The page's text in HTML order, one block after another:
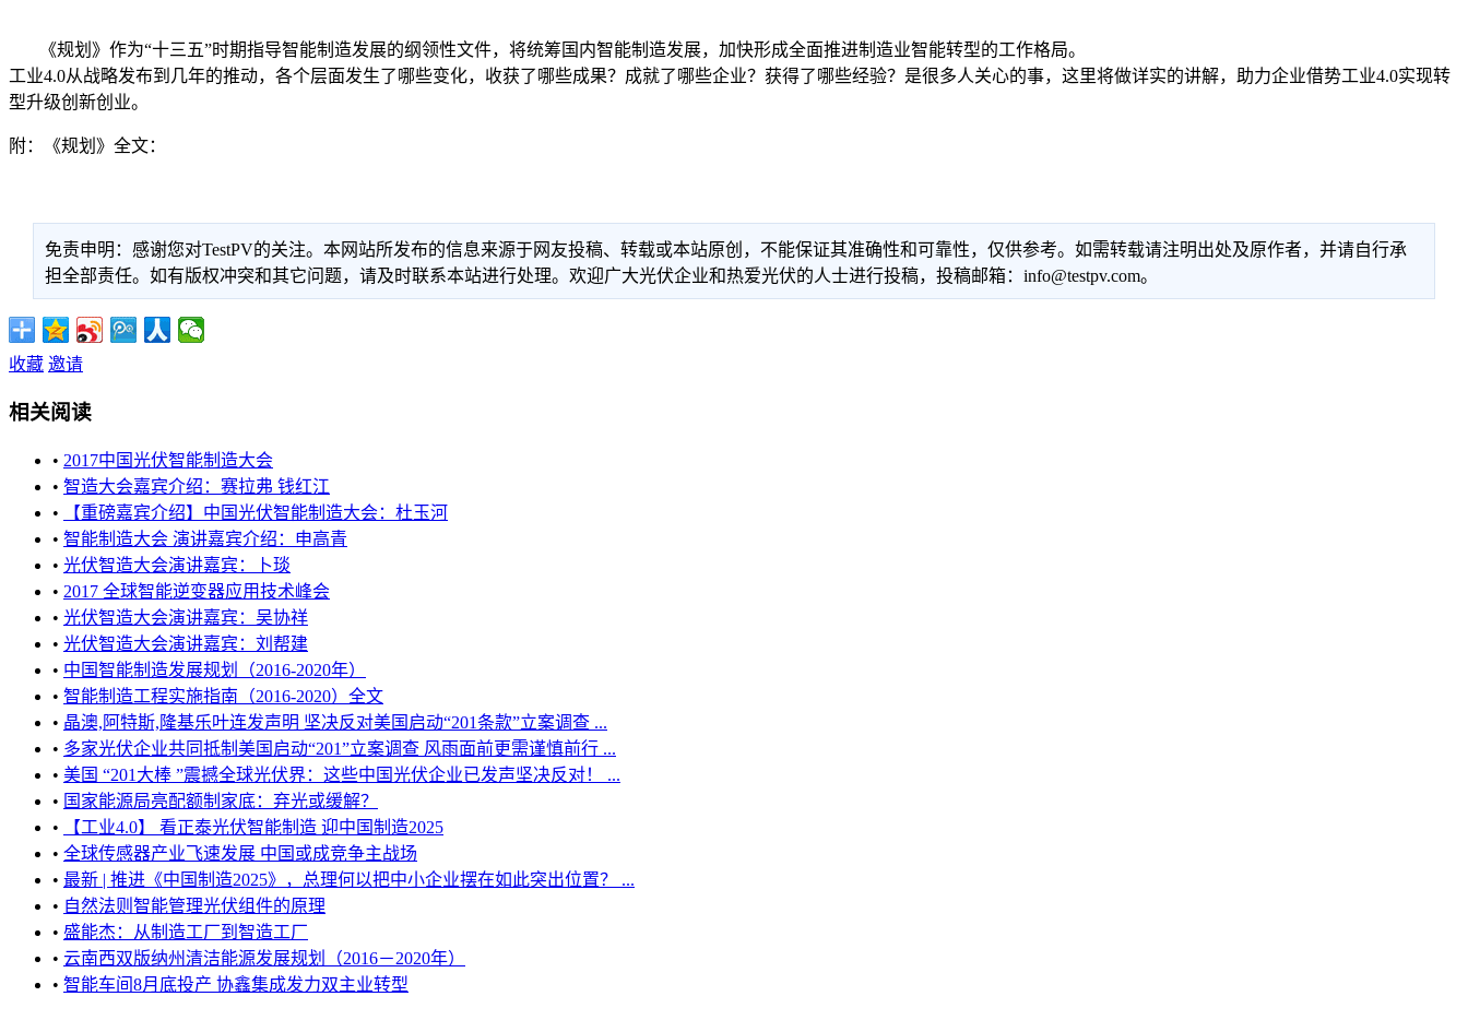
《规划》作为“十三五”时期指导智能制造发展的纲领性文件，将统筹国内智能制造发展，加快形成全面推进制造业智能转型的工作格局。
工业4.0从战略发布到几年的推动，各个层面发生了哪些变化，收获了哪些成果？成就了哪些企业？获得了哪些经验？是很多人关心的事，这里将做详实的讲解，助力企业借势工业4.0实现转
型升级创新创业。
附：《规划》全文：
免责申明：感谢您对TestPV的关注。本网站所发布的信息来源于网友投稿、转载或本站原创，不能保证其准确性和可靠性，仅供参考。如需转载请注明出处及原作者，并请自行承
担全部责任。如有版权冲突和其它问题，请及时联系本站进行处理。欢迎广大光伏企业和热爱光伏的人士进行投稿，投稿邮箱：info@testpv.com。
收藏 邀请
相关阅读
• 2017中国光伏智能制造大会
• 智造大会嘉宾介绍：赛拉弗 钱红江
•
【重磅嘉宾介绍】中国光伏智能制造大会：杜玉河
• 智能制造大会 演讲嘉宾介绍：申高青
• 光伏智造大会演讲嘉宾：卜琰
• 2017 全球智能逆变器应用技术峰会
• 光伏智造大会演讲嘉宾：吴协祥
• 光伏智造大会演讲嘉宾：刘帮建
• 中国智能制造发展规划（2016-2020年）
• 智能制造工程实施指南（2016-2020）全文
• 晶澳,阿特斯,隆基乐叶连发声明 坚决反对美国启动“201条款”立案调查 ...
• 多家光伏企业共同抵制美国启动“201”立案调查 风雨面前更需谨慎前行 ...
• 美国 “201大棒 ”震撼全球光伏界：这些中国光伏企业已发声坚决反对！ ...
• 国家能源局亮配额制家底：弃光或缓解？
•
【工业4.0】 看正泰光伏智能制造 迎中国制造2025
• 全球传感器产业飞速发展 中国或成竞争主战场
• 最新 | 推进《中国制造2025》，总理何以把中小企业摆在如此突出位置？ ...
• 自然法则智能管理光伏组件的原理
• 盛能杰：从制造工厂到智造工厂
• 云南西双版纳州清洁能源发展规划（2016－2020年）
• 智能车间8月底投产 协鑫集成发力双主业转型